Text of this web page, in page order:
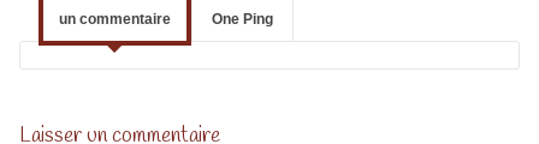
un commentaire One Ping
Laisser un commentaire